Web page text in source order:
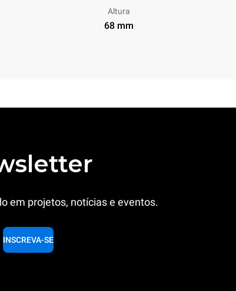
Altura
68 mm
em projetos, notícias e eventos.
INSCREVA-SE